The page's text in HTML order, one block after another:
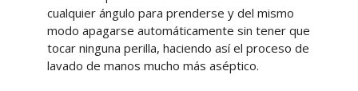
cualquier ángulo para prenderse y del mismo
modo apagarse automáticamente sin tener que
tocar ninguna perilla, haciendo así el proceso de
lavado de manos mucho más aséptico.